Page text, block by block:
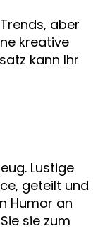
aber
kreative
kann Ihr
Lustige
geteilt und
Humor an
sie zum